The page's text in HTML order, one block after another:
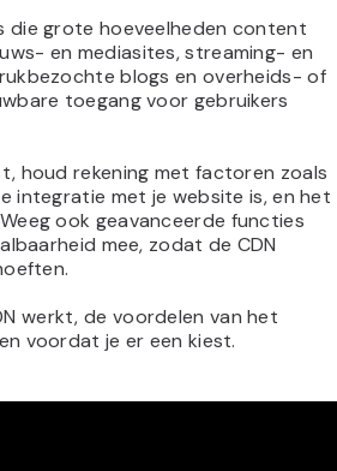
die grote hoeveelheden content
en mediasites, streaming- en
blogs en overheids- of
toegang voor gebruikers
houd rekening met factoren zoals
integratie met je website is, en het
ook geavanceerde functies
mee, zodat de CDN
werkt, de voordelen van het
voordat je er een kiest.